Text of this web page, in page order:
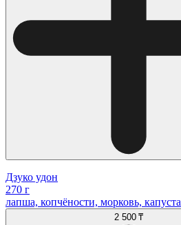
Дзуко удон
270 г
лапша, копчёности, морковь, капуста
2 500 ₸